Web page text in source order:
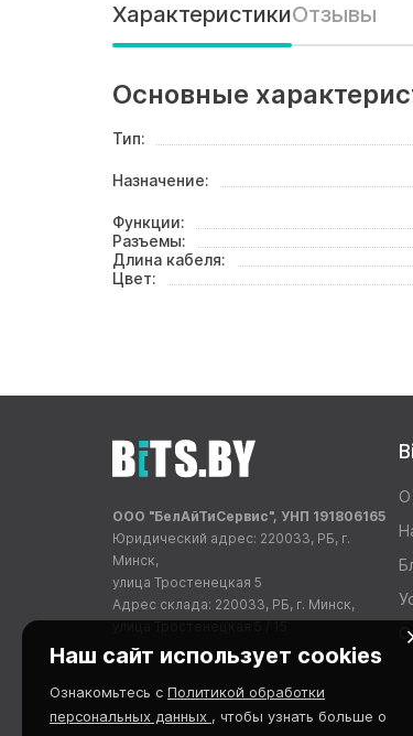
ХарактеристикиОтзывы
Основные
Тип:
Назначение:
Функции:
Разъемы:
Длина кабеля:
Цвет:
О
ООО "БелАйТиСервис", УНП 191806165
Юридический адрес: 220033, РБ, г.
Минск,
улица Тростенецкая 5
Адрес склада: 220033, РБ, г. Минск,
Наш сайт использует cookies
Ознакомьтесь с Политикой обработки
персональных данных , чтобы узнать больше о